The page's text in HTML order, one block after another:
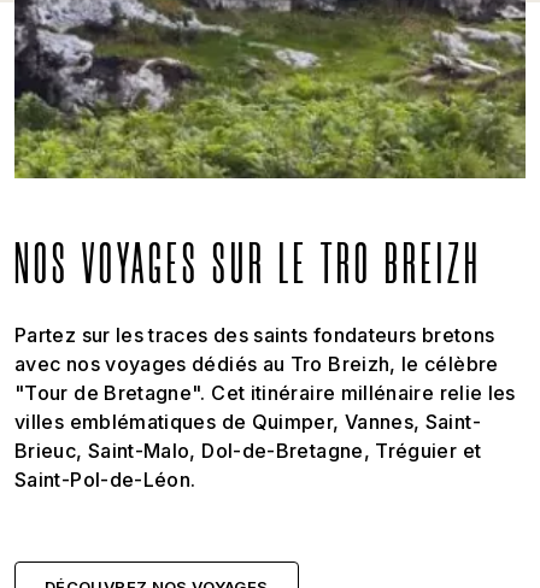
NOS VOYAGES SUR LE TRO BREIZH
Partez sur les traces des saints fondateurs bretons
avec nos voyages dédiés au Tro Breizh, le célèbre
"Tour de Bretagne". Cet itinéraire millénaire relie les
villes emblématiques de Quimper, Vannes, Saint-
Brieuc, Saint-Malo, Dol-de-Bretagne, Tréguier et
Saint-Pol-de-Léon.